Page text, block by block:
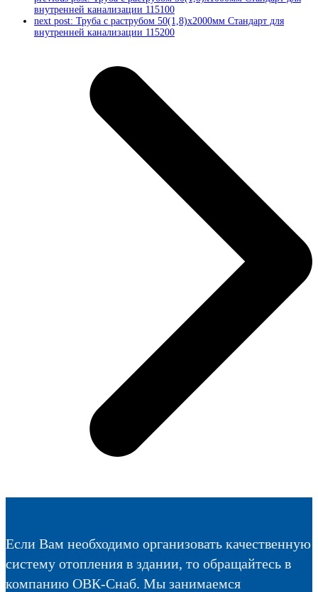
внутренней канализации 115100
next post: Труба с раструбом 50(1,8)x2000мм Стандарт для
внутренней канализации 115200
Если Вам необходимо организовать качественную
систему отопления в здании, то обращайтесь в
компанию ОВК-Снаб. Мы занимаемся